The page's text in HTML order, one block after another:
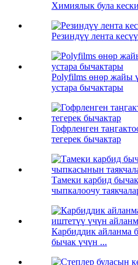
Химиялык була
Резиндүү лента
Polyfilms өнөр жайы
устара бычактары
Гофрленген
тегерек бычактар
Тамеки карбид
чыпкалоочу
Карбиддик айланма
бычак үчүн ...